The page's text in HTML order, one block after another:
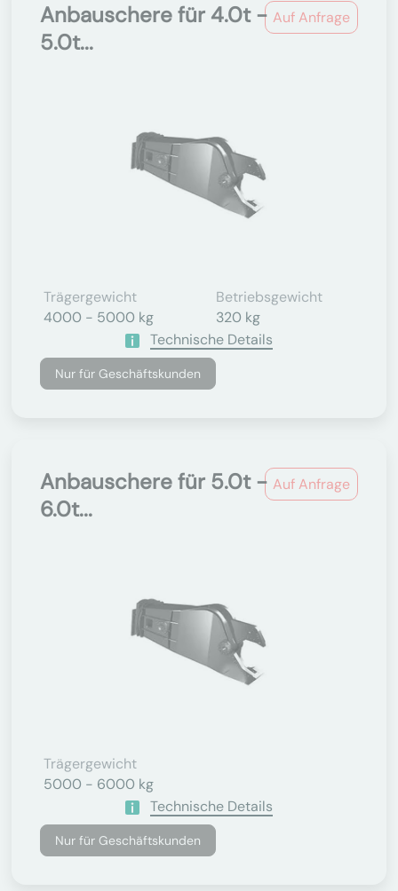
Auf Anfrage
Anbauschere für 4.0t -
5.0t...
Trägergewicht
4000 - 5000 kg
Betriebsgewicht
320 kg
Technische Details
Nur für Geschäftskunden
Auf Anfrage
Anbauschere für 5.0t -
6.0t...
Trägergewicht
5000 - 6000 kg
Technische Details
Nur für Geschäftskunden